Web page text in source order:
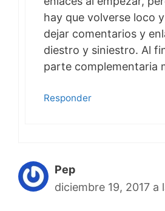
hay que volverse loco
dejar comentarios y
diestro y siniestro. Al
parte complementaria
Responder
Pep
diciembre 19, 2017 a